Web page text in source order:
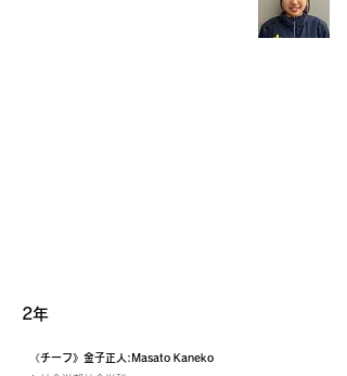
2年
《チーフ》金子正人:Masato Kaneko